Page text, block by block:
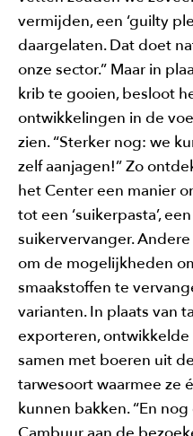
vermijden, een ‘guilty
daargelaten. Dat doet
onze sector.” Maar in
krib te gooien, besloot
ontwikkelingen in de
zien. “Sterker nog: we
zelf aanjagen!” Zo
het Center een manier
tot een ‘suikerpasta’,
suikervervanger.
om de mogelijkheden
smaakstoffen te
varianten. In plaats van
exporteren,
samen met boeren uit
tarwesoort waarmee ze
kunnen bakken. “En